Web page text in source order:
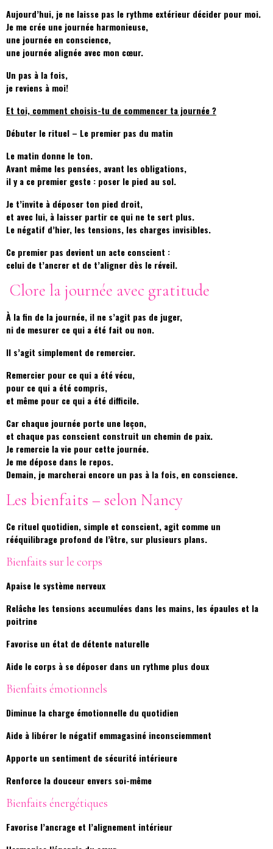
Aujourd’hui, je ne laisse pas le rythme extérieur décider pour moi.
Je me crée une journée harmonieuse,
une journée en conscience,
une journée alignée avec mon cœur.
Un pas à la fois,
je reviens à moi!
Et toi, comment choisis-tu de commencer ta journée ?
Débuter le rituel – Le premier pas du matin
Le matin donne le ton.
Avant même les pensées, avant les obligations,
il y a ce premier geste : poser le pied au sol.
Je t’invite à déposer ton pied droit,
et avec lui, à laisser partir ce qui ne te sert plus.
Le négatif d’hier, les tensions, les charges invisibles.
Ce premier pas devient un acte conscient :
celui de t’ancrer et de t’aligner dès le réveil.
Clore la journée avec gratitude
À la fin de la journée, il ne s’agit pas de juger,
ni de mesurer ce qui a été fait ou non.
Il s’agit simplement de remercier.
Remercier pour ce qui a été vécu,
pour ce qui a été compris,
et même pour ce qui a été difficile.
Car chaque journée porte une leçon,
et chaque pas conscient construit un chemin de paix.
Je remercie la vie pour cette journée.
Je me dépose dans le repos.
Demain, je marcherai encore un pas à la fois, en conscience.
Les bienfaits – selon Nancy
Ce rituel quotidien, simple et conscient, agit comme un
rééquilibrage profond de l’être, sur plusieurs plans.
Bienfaits sur le corps
Apaise le système nerveux
Relâche les tensions accumulées dans les mains, les épaules et la
poitrine
Favorise un état de détente naturelle
Aide le corps à se déposer dans un rythme plus doux
Bienfaits émotionnels
Diminue la charge émotionnelle du quotidien
Aide à libérer le négatif emmagasiné inconsciemment
Apporte un sentiment de sécurité intérieure
Renforce la douceur envers soi-même
Bienfaits énergétiques
Favorise l’ancrage et l’alignement intérieur